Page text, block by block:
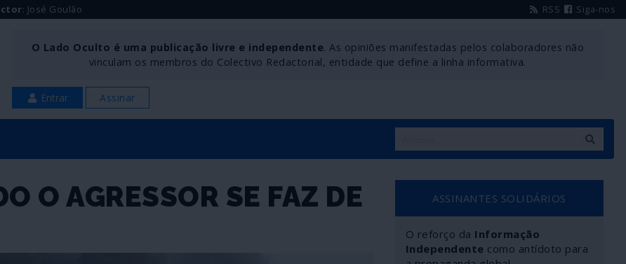
: José Goulão RSS Siga-nos
O Lado Oculto é uma publicação livre e independente. As opiniões manifestadas pelos colaboradores não
vinculam os membros do Colectivo Redactorial, entidade que define a linha informativa.
Entrar Assinar
O AGRESSOR SE FAZ DE
ASSINANTES SOLIDÁRIOS
O reforço da Informação
Independente como antídoto para